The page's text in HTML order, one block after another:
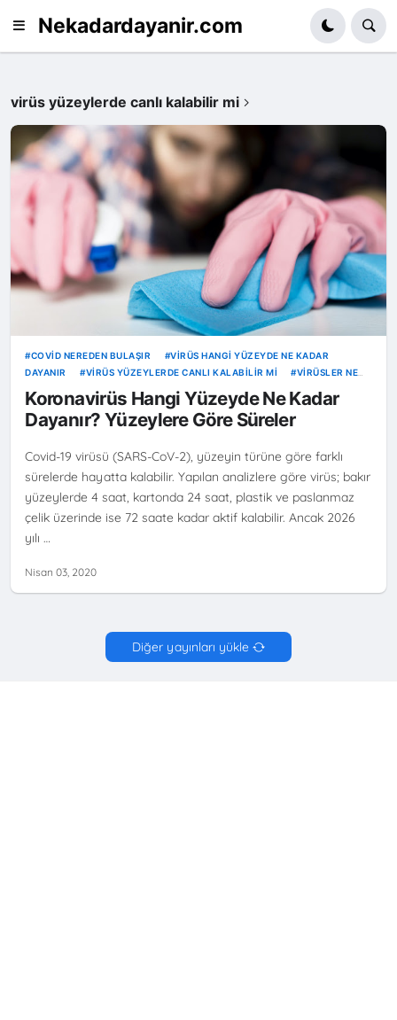
Nekadardayanir.com
virüs yüzeylerde canlı kalabilir mi
COVID NEREDEN BULAŞIR
VIRÜS HANGI YÜZEYDE NE KADAR
DAYANIR
VIRÜS YÜZEYLERDE CANLI KALABILIR MI
VIRÜSLER NE
Koronavirüs Hangi Yüzeyde Ne Kadar
Dayanır? Yüzeylere Göre Süreler
Covid-19 virüsü (SARS-CoV-2), yüzeyin türüne göre farklı
sürelerde hayatta kalabilir. Yapılan analizlere göre virüs; bakır
yüzeylerde 4 saat, kartonda 24 saat, plastik ve paslanmaz
çelik üzerinde ise 72 saate kadar aktif kalabilir. Ancak 2026
yılı …
Nisan 03, 2020
Diğer yayınları yükle